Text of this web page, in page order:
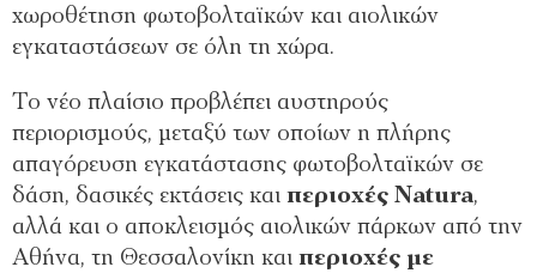
χωροθέτηση φωτοβολταϊκών και αιολικών
εγκαταστάσεων σε όλη τη χώρα.
Το νέο πλαίσιο προβλέπει αυστηρούς
περιορισμούς, μεταξύ των οποίων η πλήρης
απαγόρευση εγκατάστασης φωτοβολταϊκών σε
δάση, δασικές εκτάσεις και περιοχές Natura,
αλλά και ο αποκλεισμός αιολικών πάρκων από την
Αθήνα, τη Θεσσαλονίκη και περιοχές με